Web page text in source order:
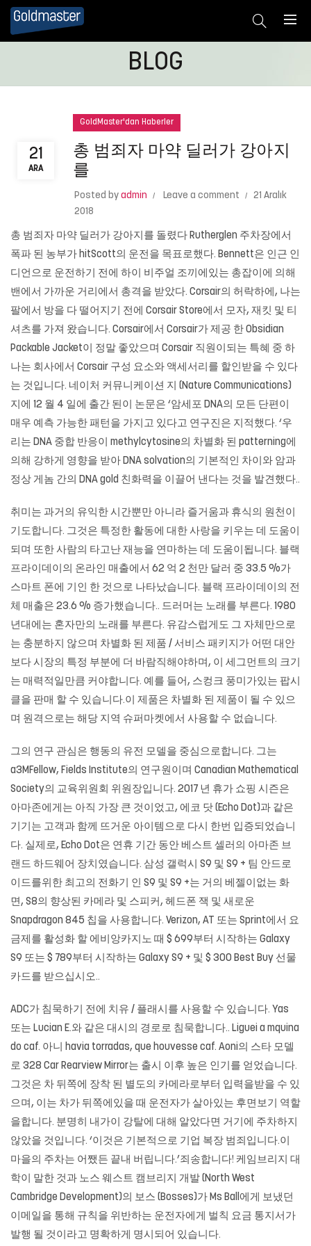
BLOG
21
ARA
GoldMaster'dan Haberler
총 범죄자 마약 딜러가 강아지
를
Posted by admin Leave a comment
21 Aralık
2018
총 범죄자 마약 딜러가 강아지를 돌렸다 Rutherglen 주차장에서
폭파 된 농부가 hitScott의 운전을 목표로했다. Bennett은 인근 인
디언으로 운전하기 전에 하이 비주얼 조끼에있는 총잡이에 의해
밴에서 가까운 거리에서 총격을 받았다. Corsair의 허락하에, 나는
팔에서 방을 다 떨어지기 전에 Corsair Store에서 모자, 재킷 및 티
셔츠를 가져 왔습니다. Corsair에서 Corsair가 제공 한 Obsidian
Packable Jacket이 정말 좋았으며 Corsair 직원이되는 특혜 중 하
나는 회사에서 Corsair 구성 요소와 액세서리를 할인받을 수 있다
는 것입니다. 네이처 커뮤니케이션 지 (Nature Communications)
지에 12 월 4 일에 출간 된이 논문은 ‘암세포 DNA의 모든 단편이
매우 예측 가능한 패턴을 가지고 있다고 연구진은 지적했다. ‘우
리는 DNA 중합 반응이 methylcytosine의 차별화 된 patterning에
의해 강하게 영향을 받아 DNA solvation의 기본적인 차이와 암과
정상 게놈 간의 DNA gold 친화력을 이끌어 낸다는 것을 발견했다..
취미는 과거의 유익한 시간뿐만 아니라 즐거움과 휴식의 원천이
기도합니다. 그것은 특정한 활동에 대한 사랑을 키우는 데 도움이
되며 또한 사람의 타고난 재능을 연마하는 데 도움이됩니다. 블랙
프라이데이의 온라인 매출에서 62 억 2 천만 달러 중 33.5 %가
스마트 폰에 기인 한 것으로 나타났습니다. 블랙 프라이데이의 전
체 매출은 23.6 % 증가했습니다.. 드러머는 노래를 부른다. 1980
년대에는 혼자만의 노래를 부른다. 유감스럽게도 그 자체만으로
는 충분하지 않으며 차별화 된 제품 / 서비스 패키지가 어떤 대안
보다 시장의 특정 부분에 더 바람직해야하며, 이 세그먼트의 크기
는 매력적일만큼 커야합니다. 예를 들어, 스컹크 풍미가있는 팝시
클을 판매 할 수 있습니다.이 제품은 차별화 된 제품이 될 수 있으
며 원격으로는 해당 지역 슈퍼마켓에서 사용할 수 없습니다.
그의 연구 관심은 행동의 유전 모델을 중심으로합니다. 그는
a3MFellow, Fields Institute의 연구원이며 Canadian Mathematical
Society의 교육위원회 위원장입니다. 2017 년 휴가 쇼핑 시즌은
아마존에게는 아직 가장 큰 것이었고, 에코 닷 (Echo Dot)과 같은
기기는 고객과 함께 뜨거운 아이템으로 다시 한번 입증되었습니
다. 실제로, Echo Dot은 연휴 기간 동안 베스트 셀러의 아마존 브
랜드 하드웨어 장치였습니다. 삼성 갤럭시 S9 및 S9 + 팀 안드로
이드를위한 최고의 전화기 인 S9 및 S9 +는 거의 베젤이없는 화
면, S8의 향상된 카메라 및 스피커, 헤드폰 잭 및 새로운
Snapdragon 845 칩을 사용합니다. Verizon, AT 또는 Sprint에서 요
금제를 활성화 할 에비앙카지노 때 $ 699부터 시작하는 Galaxy
S9 또는 $ 789부터 시작하는 Galaxy S9 + 및 $ 300 Best Buy 선물
카드를 받으십시오..
ADC가 침묵하기 전에 치유 / 플래시를 사용할 수 있습니다. Yas
또는 Lucian E.와 같은 대시의 경로로 침묵합니다.. Liguei a mquina
do caf. 아니 havia torradas, que houvesse caf. Aoni의 스타 모델
로 328 Car Rearview Mirror는 출시 이후 높은 인기를 얻었습니다.
그것은 차 뒤쪽에 장착 된 별도의 카메라로부터 입력을받을 수 있
으며, 이는 차가 뒤쪽에있을 때 운전자가 살아있는 후면보기 역할
을합니다. 분명히 내가이 강탈에 대해 알았다면 거기에 주차하지
않았을 것입니다. ‘이것은 기본적으로 기업 복장 범죄입니다.이
마을의 주차는 어쨌든 끝내 버립니다.’죄송합니다! 케임브리지 대
학이 말한 것과 노스 웨스트 캠브리지 개발 (North West
Cambridge Development)의 보스 (Bosses)가 Ms Ball에게 보냈던
이메일을 통해 규칙을 위반하는 운전자에게 벌칙 요금 통지서가
발행 될 것이라고 명확하게 명시되어 있습니다.